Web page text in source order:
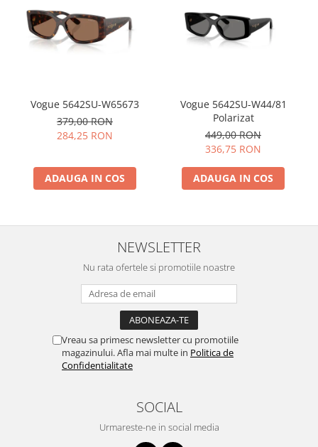
Vogue 5642SU-W65673
379,00 RON
284,25 RON
ADAUGA IN COS
Vogue 5642SU-W44/81
Polarizat
449,00 RON
336,75 RON
ADAUGA IN COS
NEWSLETTER
Nu rata ofertele si promotiile noastre
Vreau sa primesc newsletter cu promotiile
magazinului. Afla mai multe in Politica de
Confidentialitate
SOCIAL
Urmareste-ne in social media